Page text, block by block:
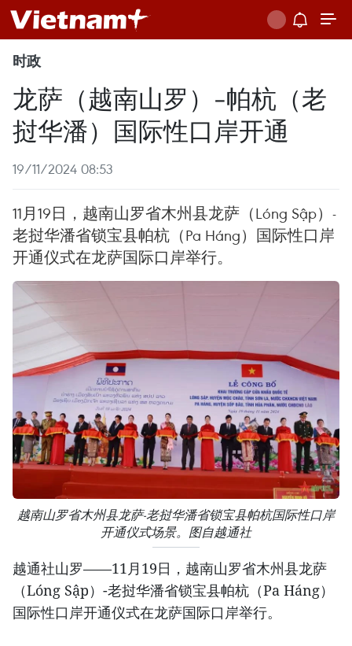
时政
龙萨（越南山罗）-帕杭（老
挝华潘）国际性口岸开通
19/11/2024 08:53
11月19日，越南山罗省木州县龙萨（Lóng Sập）-
老挝华潘省锁宝县帕杭（Pa Háng）国际性口岸
开通仪式在龙萨国际口岸举行。
越南山罗省木州县龙萨-老挝华潘省锁宝县帕杭国际性口岸
开通仪式场景。图自越通社
越通社山罗——11月19日，越南山罗省木州县龙萨
（Lóng Sập）-老挝华潘省锁宝县帕杭（Pa Háng）
国际性口岸开通仪式在龙萨国际口岸举行。